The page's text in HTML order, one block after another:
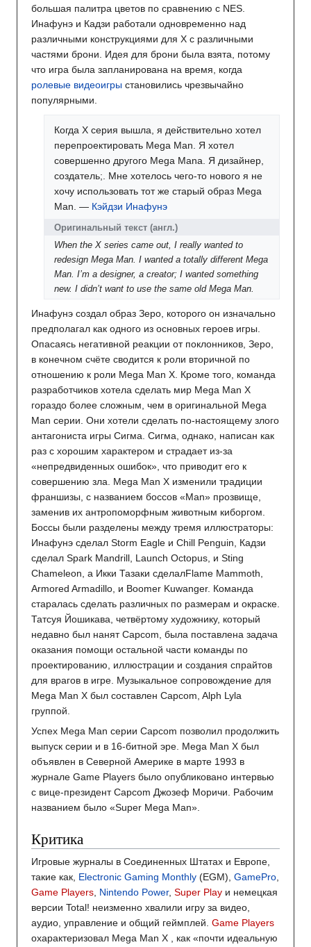
большая палитра цветов по сравнению с NES.
Инафунэ и Кадзи работали одновременно над
различными конструкциями для X с различными
частями брони. Идея для брони была взята, потому
что игра была запланирована на время, когда
ролевые видеоигры становились чрезвычайно
популярными.
Когда X серия вышла, я действительно хотел
перепроектировать Mega Man. Я хотел
совершенно другого Mega Manа. Я дизайнер,
создатель;. Мне хотелось чего-то нового я не
хочу использовать тот же старый образ Mega
Man. — Кэйдзи Инафунэ
Оригинальный текст (англ.)
When the X series came out, I really wanted to
redesign Mega Man. I wanted a totally different Mega
Man. I’m a designer, a creator; I wanted something
new. I didn’t want to use the same old Mega Man.
Инафунэ создал образ Зеро, которого он изначально
предполагал как одного из основных героев игры.
Опасаясь негативной реакции от поклонников, Зеро,
в конечном счёте сводится к роли вторичной по
отношению к роли Mega Man X. Кроме того, команда
разработчиков хотела сделать мир Mega Man X
гораздо более сложным, чем в оригинальной Mega
Man серии. Они хотели сделать по-настоящему злого
антагониста игры Сигма. Сигма, однако, написан как
раз с хорошим характером и страдает из-за
«непредвиденных ошибок», что приводит его к
совершению зла. Mega Man X изменили традиции
франшизы, с названием боссов «Man» прозвище,
заменив их антропоморфным животным киборгом.
Боссы были разделены между тремя иллюстраторы:
Инафунэ сделал Storm Eagle и Chill Penguin, Кадзи
сделал Spark Mandrill, Launch Octopus, и Sting
Chameleon, а Икки Тазаки сделалFlame Mammoth,
Armored Armadillo, и Boomer Kuwanger. Команда
старалась сделать различных по размерам и окраске.
Татсуя Йошикава, четвёртому художнику, который
недавно был нанят Capcom, была поставлена задача
оказания помощи остальной части команды по
проектированию, иллюстрации и создания спрайтов
для врагов в игре. Музыкальное сопровождение для
Mega Man X был составлен Capcom, Alph Lyla
группой.
Успех Mega Man серии Capcom позволил продолжить
выпуск серии и в 16-битной эре. Mega Man X был
объявлен в Северной Америке в марте 1993 в
журнале Game Players было опубликовано интервью
с вице-президент Capcom Джозеф Моричи. Рабочим
названием было «Super Mega Man».
Критика
Игровые журналы в Соединенных Штатах и Европе,
такие как, Electronic Gaming Monthly (EGM), GamePro,
Game Players, Nintendo Power, Super Play и немецкая
версии Total! неизменно хвалили игру за видео,
аудио, управление и общий геймплей. Game Players
охарактеризовал Mega Man X , как «почти идеальную